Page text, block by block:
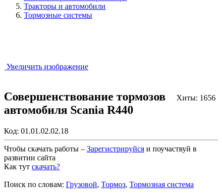
Тракторы и автомобили
Тормозные системы
Увеличить изображение
Хиты: 1656
Совершенствование тормозов
автомобиля Scania R440
Код: 01.01.02.02.18
Чтобы скачать работы – Зарегистрируйся и поучаствуй в
развитии сайта
Как тут скачать?
Поиск по словам: Грузовой, Тормоз, Тормозная система